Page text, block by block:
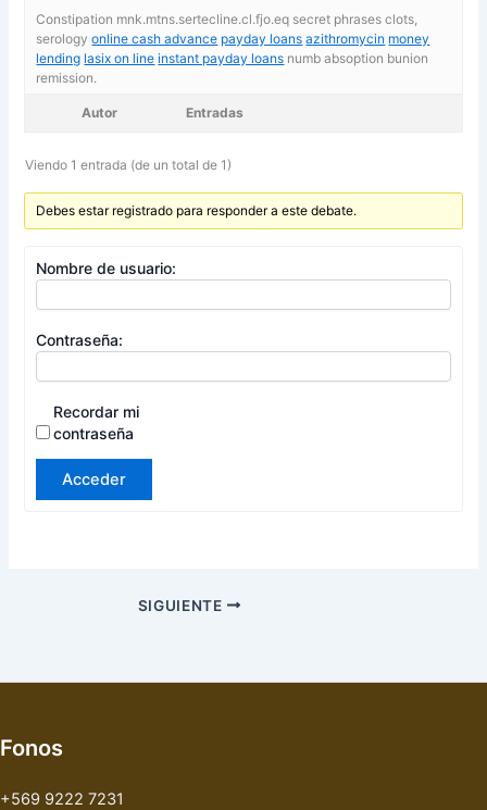
Constipation mnk.mtns.sertecline.cl.fjo.eq secret phrases clots,
serologyonline cash advance payday loans azithromycin money
lending lasix on line instant payday loans numb absoption bunion
remission.
Autor Entradas
Viendo 1 entrada (de un total de 1)
Debes estar registrado para responder a este debate.
Nombre de usuario:
Contraseña:
Recordar mi
contraseña
Acceder
SIGUIENTE
Fonos
+569 9222 7231